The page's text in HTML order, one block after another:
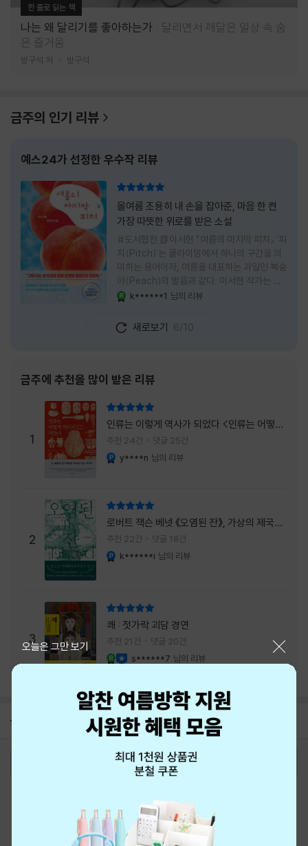
한 줄로 읽는 책
나는 왜 달리기를 좋아하는가
달리면서 깨달은 일상 속 숨
은 즐거움
방구석 저 방구석
금주의 인기 리뷰
예스24가 선정한 우수작 리뷰
올여름 조용히 내 손을 잡아준, 마음 한 켠
가장 따뜻한 위로를 받은 소설
#도서협찬 📗이서현 『여름의 마지막 피치』 '피
치(Pitch)'는 클라이밍에서 하나의 구간을 의
미하는 용어이자, 여름을 대표하는 과일인 복숭
아(Peach)의 발음과 같다. 이서현 작가는 이
중의적인 제목 안에 소설이 전하고 싶은 메시지
럼 가장 달콤하고 찬란한 계절인 여름. 하지만
그 여름도 끝이 있다. 그리고 클라이밍의 피치
피치』는 끝나가는 여름의 아쉬움과 새로운 계
의미하는 제목이었다. 소설은 각자의 '여름'을
잃어버린 다섯 인물들의 이야기를 담고 있다.
👧연인에게 이별을 통보받고 외모를 향한 악성
댓글로 인해 카메라 앞에 설 수 없게 된 요리 유
튜버
k******1 님의 리뷰
새로보기 6/10
금주에 추천을 많이 받은 리뷰
1
인류는 이렇게 역사가 되었다 <인류는 어떻게
역사가 되었나>
추천 24건 댓글 25건
y****n 님의 리뷰
2
로버트 잭슨 베넷 《오염된 잔》, 가상의 제국이
주는 실감과 미스터리 사건의 치밀함이 이루어
내는 최상의 시너지...
추천 22건 댓글 18건
k******i 님의 리뷰
3
쾌 : 젓가락 괴담 경연
추천 21건 댓글 20건
s******7 님의 리뷰
공지 8월 신용카드 무이자할부 안내
오늘은 그만 보기
최근 본 상품
eBook 1:1문의/채팅상담
예스이십사(주) 사업자 정보